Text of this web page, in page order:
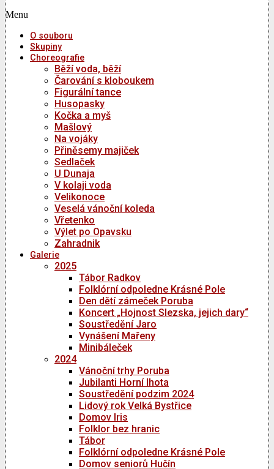
Menu
O souboru
Skupiny
Choreografie
Běží voda, běží
Čarování s kloboukem
Figurální tance
Husopasky
Kočka a myš
Mašlový
Na vojáky
Přiněsemy majiček
Sedlaček
U Dunaja
V kolaji voda
Velikonoce
Veselá vánoční koleda
Vřetenko
Výlet po Opavsku
Zahradnik
Galerie
2025
Tábor Radkov
Folklórní odpoledne Krásné Pole
Den dětí zámeček Poruba
Koncert „Hojnost Slezska, jejich dary“
Soustředění Jaro
Vynášení Mařeny
Minibáleček
2024
Vánoční trhy Poruba
Jubilanti Horní lhota
Soustředění podzim 2024
Lidový rok Velká Bystřice
Domov Iris
Folklor bez hranic
Tábor
Folklórní odpoledne Krásné Pole
Domov seniorů Hučín